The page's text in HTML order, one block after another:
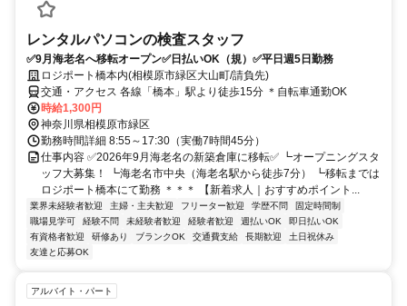
レンタルパソコンの検査スタッフ
✅9月海老名へ移転オープン✅日払いOK（規）✅平日週5日勤務
ロジポート橋本内(相模原市緑区大山町/請負先)
交通・アクセス 各線「橋本」駅より徒歩15分 ＊自転車通勤OK
時給1,300円
神奈川県相模原市緑区
勤務時間詳細 8:55～17:30（実働7時間45分）
仕事内容 ✅2026年9月海老名の新築倉庫に移転✅ ┗オープニングスタ
ッフ大募集！ ┗海老名市中央（海老名駅から徒歩7分） ┗移転までは
ロジポート橋本にて勤務 ＊＊＊ 【新着求人｜おすすめポイント...
業界未経験者歓迎 主婦・主夫歓迎 フリーター歓迎 学歴不問
固定時間制
職場見学可
経験不問 未経験者歓迎 経験者歓迎 週払いOK
即日払いOK
有資格者歓迎
研修あり ブランクOK 交通費支給 長期歓迎
土日祝休み
友達と応募OK
アルバイト・パート